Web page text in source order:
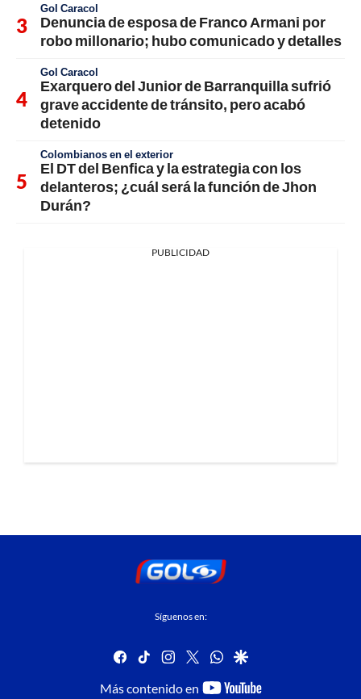
Gol Caracol
Denuncia de esposa de Franco Armani por
robo millonario; hubo comunicado y detalles
Gol Caracol
Exarquero del Junior de Barranquilla sufrió
grave accidente de tránsito, pero acabó
detenido
Colombianos en el exterior
El DT del Benfica y la estrategia con los
delanteros; ¿cuál será la función de Jhon
Durán?
PUBLICIDAD
Síguenos en:
facebook
tiktok instagram
twitterwhatsapp
google
Más contenido en
youtube-